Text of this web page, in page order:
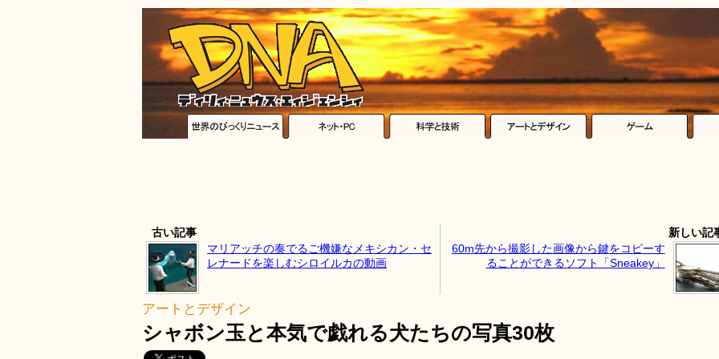
古い記事
マリアッチの奏でるご機嫌なメキシカン・セ
レナードを楽しむシロイルカの動画
新しい記
60m先から撮影した画像から鍵をコピーす
ることができるソフト「Sneakey」
アートとデザイン
シャボン玉と本気で戯れる犬たちの写真30枚